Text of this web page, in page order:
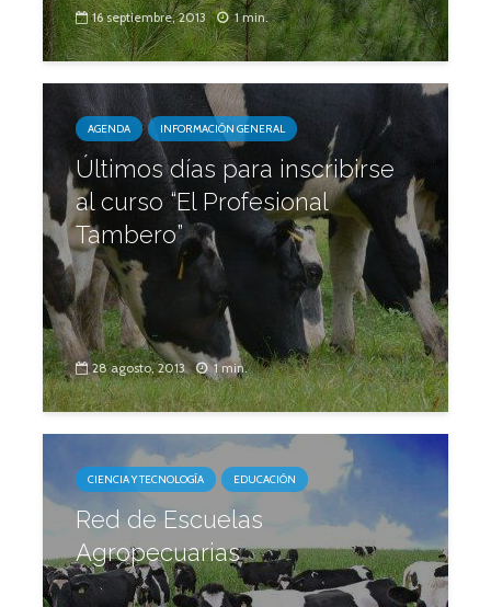
16 septiembre, 2013 1 min.
AGENDA INFORMACIÓN GENERAL
Últimos días para inscribirse
al curso “El Profesional
Tambero”
28 agosto, 2013 1 min.
CIENCIA Y TECNOLOGÍA EDUCACIÓN
Red de Escuelas
Agropecuarias